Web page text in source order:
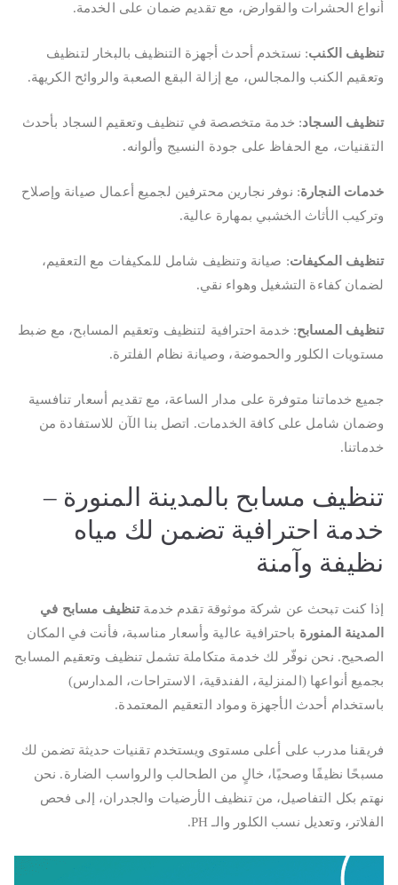
أنواع الحشرات والقوارض، مع تقديم ضمان على الخدمة.
تنظيف الكنب: نستخدم أحدث أجهزة التنظيف بالبخار لتنظيف
وتعقيم الكنب والمجالس، مع إزالة البقع الصعبة والروائح الكريهة.
تنظيف السجاد: خدمة متخصصة في تنظيف وتعقيم السجاد بأحدث
التقنيات، مع الحفاظ على جودة النسيج وألوانه.
خدمات النجارة: نوفر نجارين محترفين لجميع أعمال صيانة وإصلاح
وتركيب الأثاث الخشبي بمهارة عالية.
تنظيف المكيفات: صيانة وتنظيف شامل للمكيفات مع التعقيم،
لضمان كفاءة التشغيل وهواء نقي.
تنظيف المسابح: خدمة احترافية لتنظيف وتعقيم المسابح، مع ضبط
مستويات الكلور والحموضة، وصيانة نظام الفلترة.
جميع خدماتنا متوفرة على مدار الساعة، مع تقديم أسعار تنافسية
وضمان شامل على كافة الخدمات. اتصل بنا الآن للاستفادة من
خدماتنا.
تنظيف مسابح بالمدينة المنورة –
خدمة احترافية تضمن لك مياه
نظيفة وآمنة
إذا كنت تبحث عن شركة موثوقة تقدم خدمةتنظيف مسابح في
المدينة المنورة باحترافية عالية وأسعار مناسبة، فأنت في المكان
الصحيح. نحن نوفّر لك خدمة متكاملة تشمل تنظيف وتعقيم المسابح
بجميع أنواعها (المنزلية، الفندقية، الاستراحات، المدارس)
باستخدام أحدث الأجهزة ومواد التعقيم المعتمدة.
فريقنا مدرب على أعلى مستوى ويستخدم تقنيات حديثة تضمن لك
مسبحًا نظيفًا وصحيًا، خالٍ من الطحالب والرواسب الضارة. نحن
نهتم بكل التفاصيل، من تنظيف الأرضيات والجدران، إلى فحص
الفلاتر، وتعديل نسب الكلور والـ PH.